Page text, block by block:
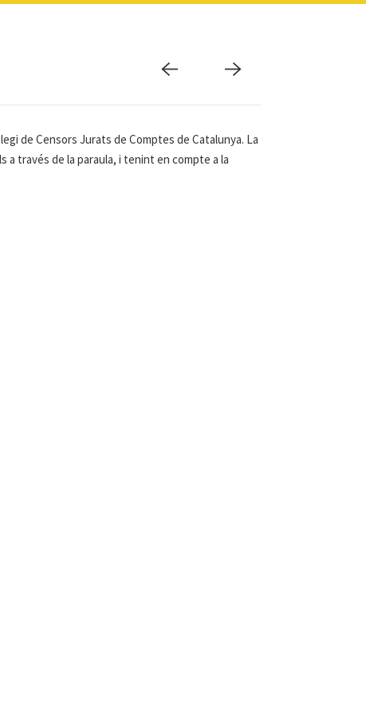
de Censors Jurats de Comptes de Catalunya. La
través de la paraula, i tenint en compte a la